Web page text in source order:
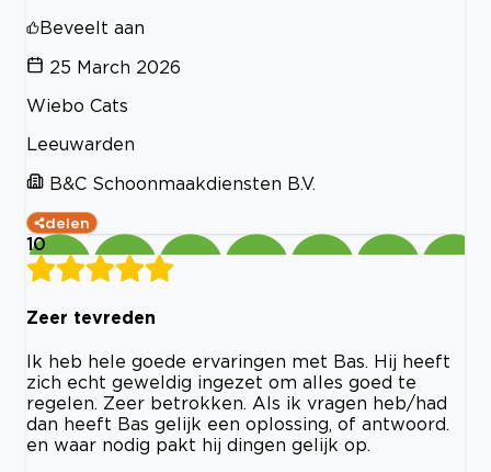
Beveelt aan
25 March 2026
Wiebo Cats
Leeuwarden
B&C Schoonmaakdiensten B.V.
delen
10
Zeer tevreden
Ik heb hele goede ervaringen met Bas. Hij heeft
zich echt geweldig ingezet om alles goed te
regelen. Zeer betrokken. Als ik vragen heb/had
dan heeft Bas gelijk een oplossing, of antwoord.
en waar nodig pakt hij dingen gelijk op.